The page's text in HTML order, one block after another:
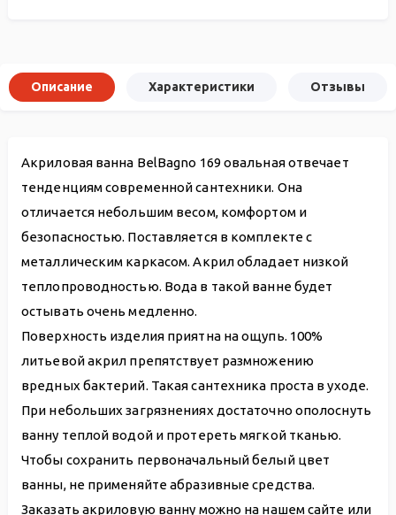
Описание Характеристики Отзывы
Акриловая ванна BelBagno 169 овальная отвечает
тенденциям современной сантехники. Она
отличается небольшим весом, комфортом и
безопасностью. Поставляется в комплекте с
металлическим каркасом. Акрил обладает низкой
теплопроводностью. Вода в такой ванне будет
остывать очень медленно.
Поверхность изделия приятна на ощупь. 100%
литьевой акрил препятствует размножению
вредных бактерий. Такая сантехника проста в уходе.
При небольших загрязнениях достаточно ополоснуть
ванну теплой водой и протереть мягкой тканью.
Чтобы сохранить первоначальный белый цвет
ванны, не применяйте абразивные средства.
Заказать акриловую ванну можно на нашем сайте или